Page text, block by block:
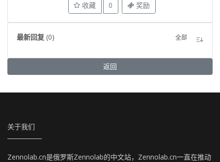
收藏 0 奖励
最新回复(0) 全部
返回
关于我们
Zennolab.cn是俄罗斯Zennolab的中文站，Zennolab.cn一直在推动